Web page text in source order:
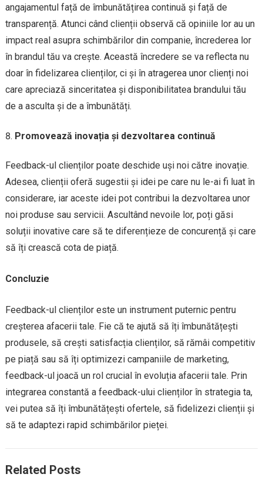
angajamentul față de îmbunătățirea continuă și față de
transparență. Atunci când clienții observă că opiniile lor au un
impact real asupra schimbărilor din companie, încrederea lor
în brandul tău va crește. Această încredere se va reflecta nu
doar în fidelizarea clienților, ci și în atragerea unor clienți noi
care apreciază sinceritatea și disponibilitatea brandului tău
de a asculta și de a îmbunătăți.
Promovează inovația și dezvoltarea continuă
Feedback-ul clienților poate deschide uși noi către inovație.
Adesea, clienții oferă sugestii și idei pe care nu le-ai fi luat în
considerare, iar aceste idei pot contribui la dezvoltarea unor
noi produse sau servicii. Ascultând nevoile lor, poți găsi
soluții inovative care să te diferențieze de concurență și care
să îți crească cota de piață.
Concluzie
Feedback-ul clienților este un instrument puternic pentru
creșterea afacerii tale. Fie că te ajută să îți îmbunătățești
produsele, să crești satisfacția clienților, să rămâi competitiv
pe piață sau să îți optimizezi campaniile de marketing,
feedback-ul joacă un rol crucial în evoluția afacerii tale. Prin
integrarea constantă a feedback-ului clienților în strategia ta,
vei putea să îți îmbunătățești ofertele, să fidelizezi clienții și
să te adaptezi rapid schimbărilor pieței.
Related Posts